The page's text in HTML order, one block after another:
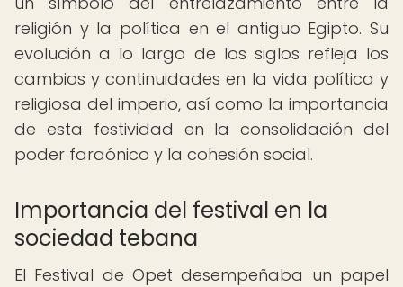
religión y la política en el antiguo Egipto. Su
evolución a lo largo de los siglos refleja los
cambios y continuidades en la vida política y
religiosa del imperio, así como la importancia
de esta festividad en la consolidación del
poder faraónico y la cohesión social.
Importancia del festival en la
sociedad tebana
El Festival de Opet desempeñaba un papel